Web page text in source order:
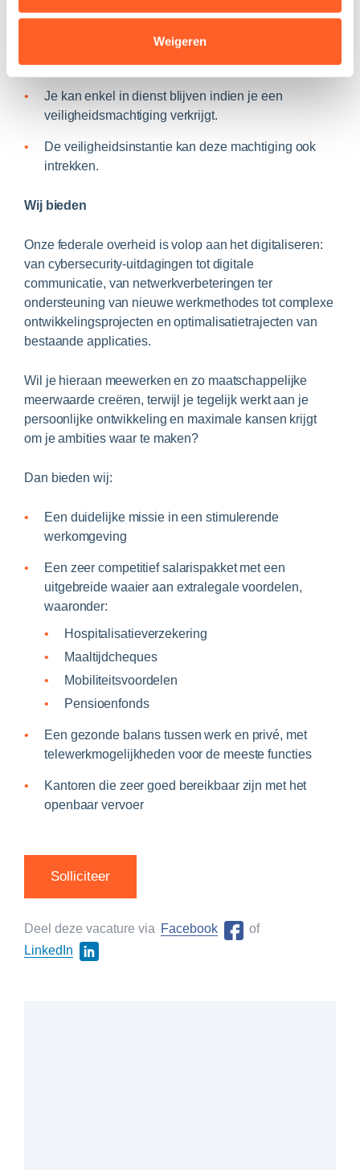
Weigeren
over het al dan niet toekennen van een
veiligheidsmachtiging.
Je kan enkel in dienst blijven indien je een
veiligheidsmachtiging verkrijgt.
De veiligheidsinstantie kan deze machtiging ook
intrekken.
Wij bieden
Onze federale overheid is volop aan het digitaliseren:
van cybersecurity-uitdagingen tot digitale
communicatie, van netwerkverbeteringen ter
ondersteuning van nieuwe werkmethodes tot complexe
ontwikkelingsprojecten en optimalisatietrajecten van
bestaande applicaties.
Wil je hieraan meewerken en zo maatschappelijke
meerwaarde creëren, terwijl je tegelijk werkt aan je
persoonlijke ontwikkeling en maximale kansen krijgt
om je ambities waar te maken?
Dan bieden wij:
Een duidelijke missie in een stimulerende
werkomgeving
Een zeer competitief salarispakket met een
uitgebreide waaier aan extralegale voordelen,
waaronder:
Hospitalisatieverzekering
Maaltijdcheques
Mobiliteitsvoordelen
Pensioenfonds
Een gezonde balans tussen werk en privé, met
telewerkmogelijkheden voor de meeste functies
Kantoren die zeer goed bereikbaar zijn met het
openbaar vervoer
Solliciteer
Deel deze vacature via Facebook
of
LinkedIn